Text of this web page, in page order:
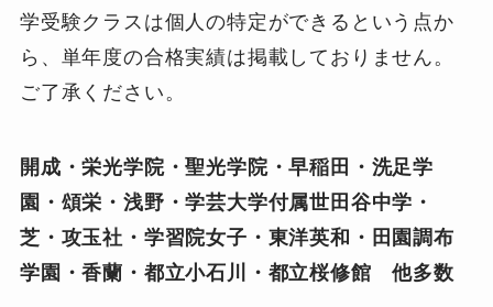
学受験クラスは個人の特定ができるという点か
ら、単年度の合格実績は掲載しておりません。
ご了承ください。
開成・栄光学院・聖光学院・早稲田・洗足学
園・頌栄・浅野・学芸大学付属世田谷中学・
芝・攻玉社・学習院女子・東洋英和・田園調布
学園・香蘭・都立小石川・都立桜修館 他多数